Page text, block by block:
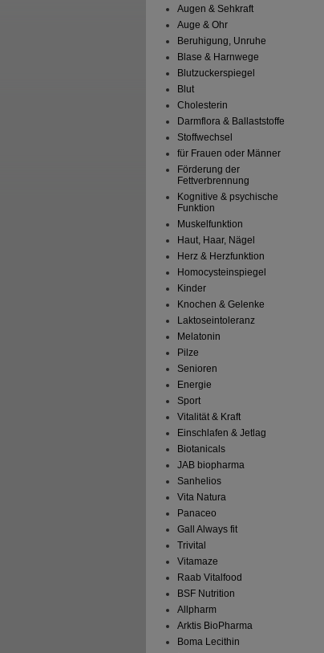
Augen & Sehkraft
Auge & Ohr
Beruhigung, Unruhe
Blase & Harnwege
Blutzuckerspiegel
Blut
Cholesterin
Darmflora & Ballaststoffe
Stoffwechsel
für Frauen oder Männer
Förderung der
Fettverbrennung
Kognitive & psychische
Funktion
Muskelfunktion
Haut, Haar, Nägel
Herz & Herzfunktion
Homocysteinspiegel
Kinder
Knochen & Gelenke
Laktoseintoleranz
Melatonin
Pilze
Senioren
Energie
Sport
Vitalität & Kraft
Einschlafen & Jetlag
Biotanicals
JAB biopharma
Sanhelios
Vita Natura
Panaceo
Gall Always fit
Trivital
Vitamaze
Raab Vitalfood
BSF Nutrition
Allpharm
Arktis BioPharma
Boma Lecithin